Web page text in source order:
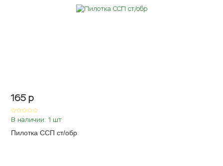
165 p
В наличии: 1 шт
Пилотка ССП ст/обр